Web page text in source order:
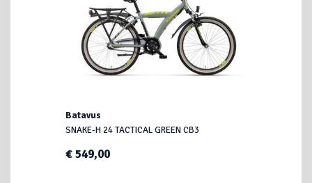
Batavus
SNAKE-H 24 TACTICAL GREEN CB3
€ 549,00